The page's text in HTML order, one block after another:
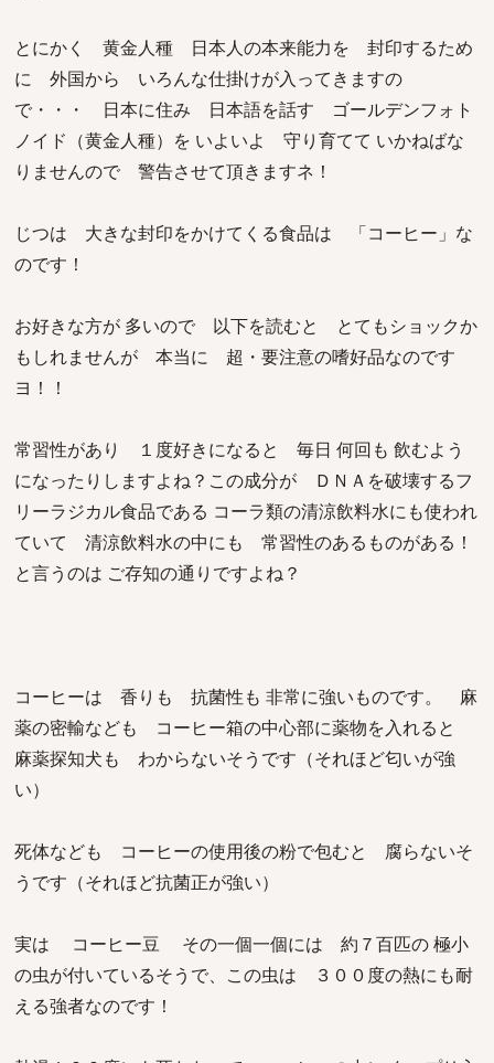
とにかく 黄金人種 日本人の本来能力を 封印するため
に 外国から いろんな仕掛けが入ってきますの
で・・・ 日本に住み 日本語を話す ゴールデンフォト
ノイド（黄金人種）を いよいよ 守り育てて いかねばな
りませんので 警告させて頂きますネ！
じつは 大きな封印をかけてくる食品は 「コーヒー」な
のです！
お好きな方が 多いので 以下を読むと とてもショックか
もしれませんが 本当に 超・要注意の嗜好品なのです
ヨ！！
常習性があり １度好きになると 毎日 何回も 飲むよう
になったりしますよね？この成分が ＤＮＡを破壊するフ
リーラジカル食品である コーラ類の清涼飲料水にも使われ
ていて 清涼飲料水の中にも 常習性のあるものがある！
と言うのは ご存知の通りですよね？
コーヒーは 香りも 抗菌性も 非常に強いものです。 麻
薬の密輸なども コーヒー箱の中心部に薬物を入れると
麻薬探知犬も わからないそうです（それほど匂いが強
い）
死体なども コーヒーの使用後の粉で包むと 腐らないそ
うです（それほど抗菌正が強い）
実は コーヒー豆 その一個一個には 約７百匹の 極小
の虫が付いているそうで、この虫は ３００度の熱にも耐
える強者なのです！